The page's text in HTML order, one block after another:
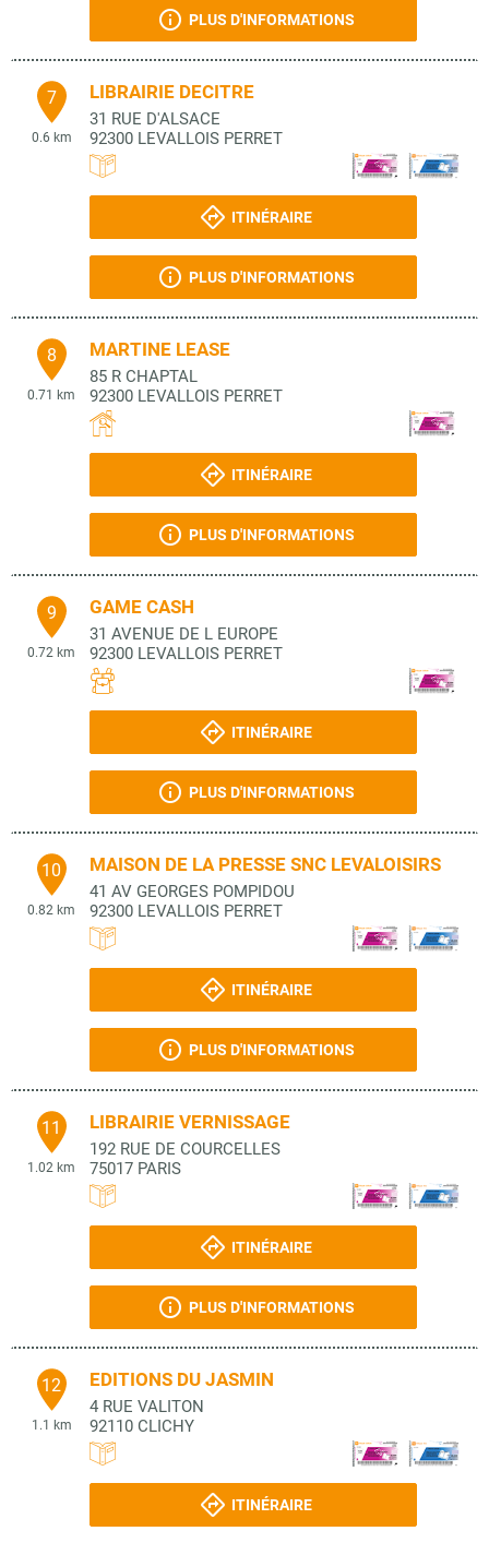
PLUS D'INFORMATIONS
7
0.6 km
LIBRAIRIE DECITRE
31 RUE D'ALSACE
92300 LEVALLOIS PERRET
ITINÉRAIRE
PLUS D'INFORMATIONS
8
0.71 km
MARTINE LEASE
85 R CHAPTAL
92300 LEVALLOIS PERRET
ITINÉRAIRE
PLUS D'INFORMATIONS
9
0.72 km
GAME CASH
31 AVENUE DE L EUROPE
92300 LEVALLOIS PERRET
ITINÉRAIRE
PLUS D'INFORMATIONS
10
0.82 km
MAISON DE LA PRESSE SNC LEVALOISIRS
41 AV GEORGES POMPIDOU
92300 LEVALLOIS PERRET
ITINÉRAIRE
PLUS D'INFORMATIONS
11
1.02 km
LIBRAIRIE VERNISSAGE
192 RUE DE COURCELLES
75017 PARIS
ITINÉRAIRE
PLUS D'INFORMATIONS
12
1.1 km
EDITIONS DU JASMIN
4 RUE VALITON
92110 CLICHY
ITINÉRAIRE